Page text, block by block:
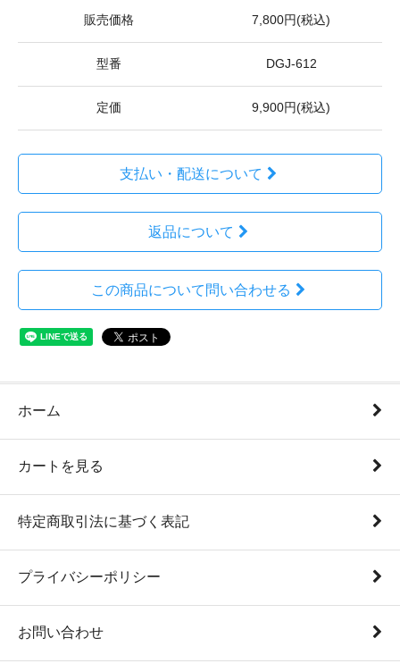
販売価格 7,800円(税込)
型番 DGJ-612
定価 9,900円(税込)
支払い・配送について
返品について
この商品について問い合わせる
ホーム
カートを見る
特定商取引法に基づく表記
プライバシーポリシー
お問い合わせ